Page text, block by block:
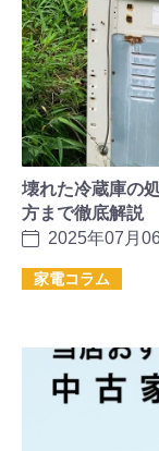
壊れた冷蔵庫の
方まで徹底解説
2025年07月
家電コラム